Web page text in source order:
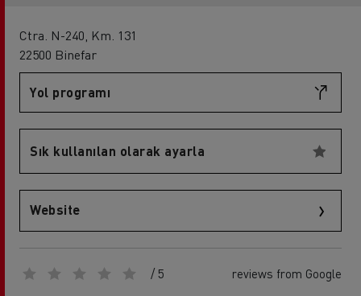
Ctra. N-240, Km. 131
22500 Binefar
Yol programı
Sık kullanılan olarak ayarla
Website
/ 5 reviews from Google